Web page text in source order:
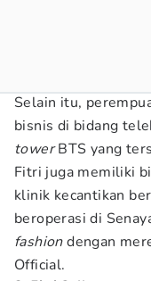
Selain itu,
bisnis di bidang
towerBTS yang
Fitri juga memiliki
klinik kecantikan
beroperasi di
fashiondengan
Official.